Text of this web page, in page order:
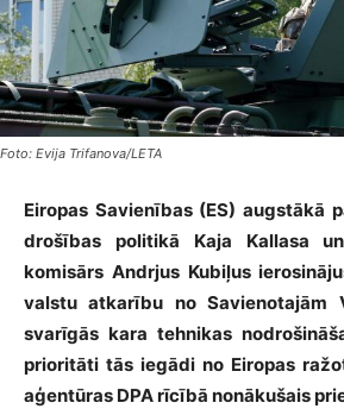
Foto: Evija Trifanova/LETA
Eiropas Savienības (ES) augstākā
drošības politikā Kaja Kallasa
komisārs Andrjus Kubiļus
valstu atkarību no Savienotajām
svarīgās kara tehnikas
prioritāti tās iegādi no Eiropas
aģentūras DPA rīcībā nonākušais